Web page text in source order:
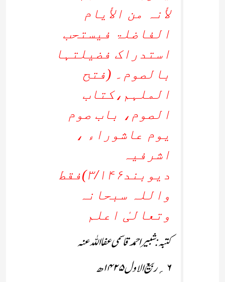
لأنہ من الأیام
الفاضلۃ فیستحب
استدراک فضیلتہا
بالصوم۔ (فتح
الملہم،کتاب
الصوم، باب صوم
یوم عاشوراء ،
اشرفیہ
دیوبند۳/۱۴۶)فقط
واللہ سبحانہ
وتعالیٰ اعلم
کتبہ: شبیر احمد قاسمی عفا اللہ عنہ
۶؍ربیع الاول۱۴۲۵ھ